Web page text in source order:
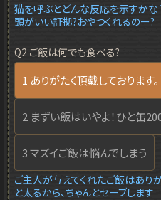
猫を呼ぶとどんな反応を示すか
頭がいい証拠?おやつくれるのー?
Q2 ご飯は何でも食べる?
1 ありがたく頂戴しております。
2 まずい飯はいやよ！ひと缶
3 マズイご飯は悩んでしまう
ご主人が与えてくれたご飯はあり
と太るから、ちゃんとセーブします